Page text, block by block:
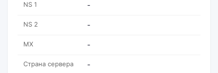
NS 1 -
NS 2 -
MX -
Страна сервера -